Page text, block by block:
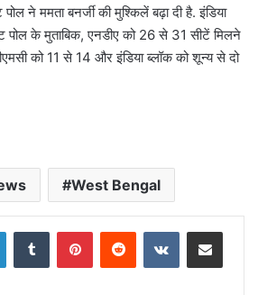
ने ममता बनर्जी की मुश्किलें बढ़ा दी है. इंडिया
पोल के मुताबिक, एनडीए को 26 से 31 सीटें मिलने
को 11 से 14 और इंडिया ब्लॉक को शून्य से दो
West Bengal
LinkedInTumblr PinterestReddit VKontakteShare via Email